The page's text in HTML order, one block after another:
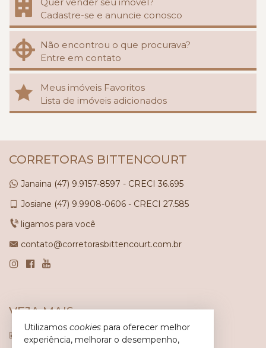
Cadastre-se e anuncie conosco
Não encontrou o que procurava?
Entre em contato
Meus imóveis Favoritos
Lista de imóveis adicionados
CORRETORAS BITTENCOURT
Janaina (47) 9.9157-8597 - CRECI 36.695
Josiane (47) 9.9908-0606 - CRECI 27.585
ligamos para você
contato@corretorasbittencourt.com.br
VEJA MAIS
receba nosso newsletter
Utilizamos cookies para oferecer melhor
experiência, melhorar o desempenho,